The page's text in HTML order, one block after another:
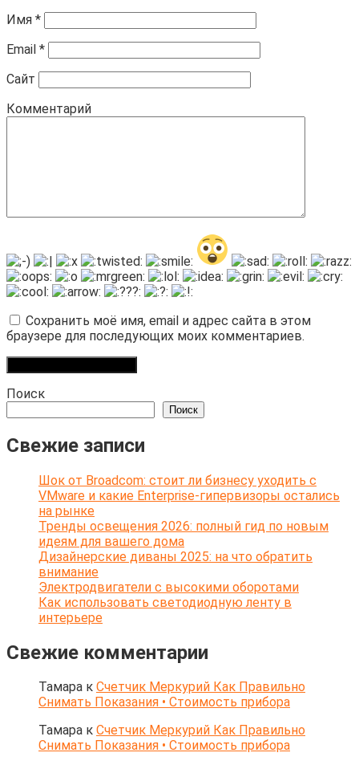
Имя *
Email *
Сайт
Комментарий
Сохранить моё имя, email и адрес сайта в этом
браузере для последующих моих комментариев.
Поиск
Поиск
Свежие записи
Шок от Broadcom: стоит ли бизнесу уходить с
VMware и какие Enterprise-гипервизоры остались
на рынке
Тренды освещения 2026: полный гид по новым
идеям для вашего дома
Дизайнерские диваны 2025: на что обратить
внимание
Электродвигатели с высокими оборотами
Как использовать светодиодную ленту в
интерьере
Свежие комментарии
Тамара к Счетчик Меркурий Как Правильно
Снимать Показания • Стоимость прибора
Тамара к Счетчик Меркурий Как Правильно
Снимать Показания • Стоимость прибора